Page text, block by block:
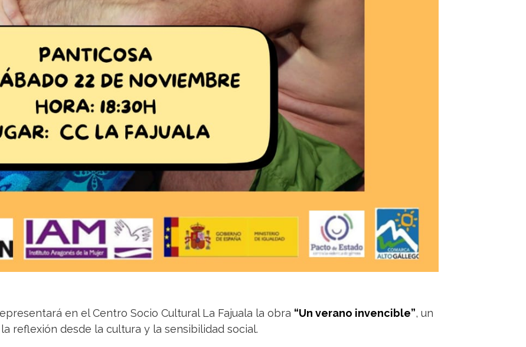
en el Centro Socio Cultural La Fajuala la obra “Un verano invencible”, un
reflexión desde la cultura y la sensibilidad social.